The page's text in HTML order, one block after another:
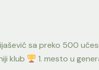
sa preko 500
klub
1. mesto u